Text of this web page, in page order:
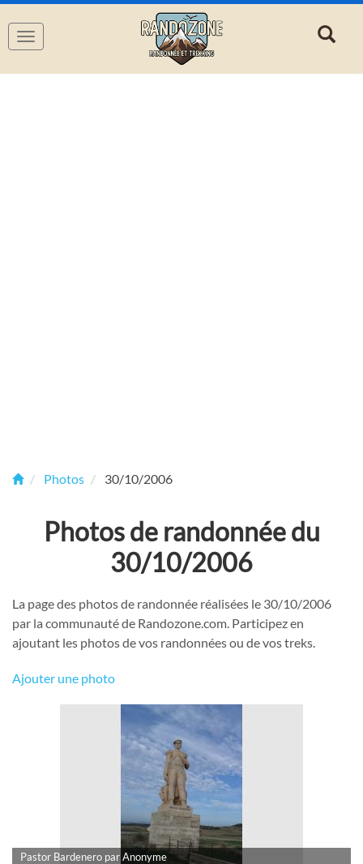
Navigation
Photos 30/10/2006
Photos de randonnée du
30/10/2006
La page des photos de randonnée réalisées le 30/10/2006
par la communauté de Randozone.com. Participez en
ajoutant les photos de vos randonnées ou de vos treks.
Ajouter une photo
Pastor Bardenero par Anonyme